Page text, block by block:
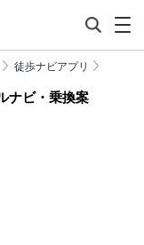
徒歩ナビアプリ
ナビ・乗換案